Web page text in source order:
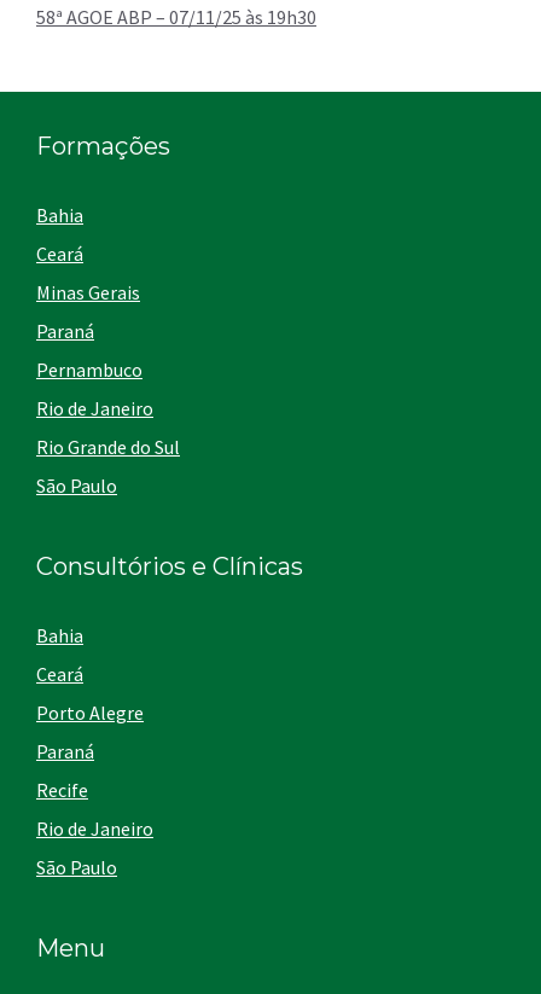
58ª AGOE ABP – 07/11/25 às 19h30
Formações
Bahia
Ceará
Minas Gerais
Paraná
Pernambuco
Rio de Janeiro
Rio Grande do Sul
São Paulo
Consultórios e Clínicas
Bahia
Ceará
Porto Alegre
Paraná
Recife
Rio de Janeiro
São Paulo
Menu